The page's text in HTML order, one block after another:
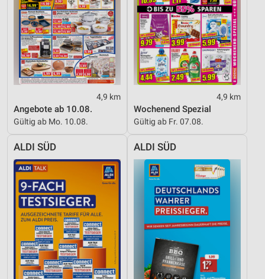
4,9 km
Angebote ab 10.08.
Gültig ab Mo. 10.08.
4,9 km
Wochenend Spezial
Gültig ab Fr. 07.08.
ALDI SÜD ALDI SÜD
Verwendung genauer Standortdaten
Geräte anhand von aktiv angeforderten
Informationen identifizieren
Nicht-IAB-Verarbeitungszwecke:
Performance
Werbung